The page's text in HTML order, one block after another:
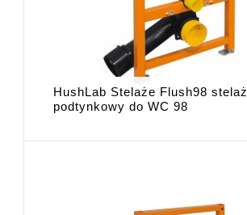
HushLab Stelaże Flush98 stelaż
podtynkowy do WC 98